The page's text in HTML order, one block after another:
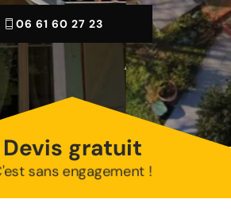
06 61 60 27 23
Devis gratuit
sans engagement !